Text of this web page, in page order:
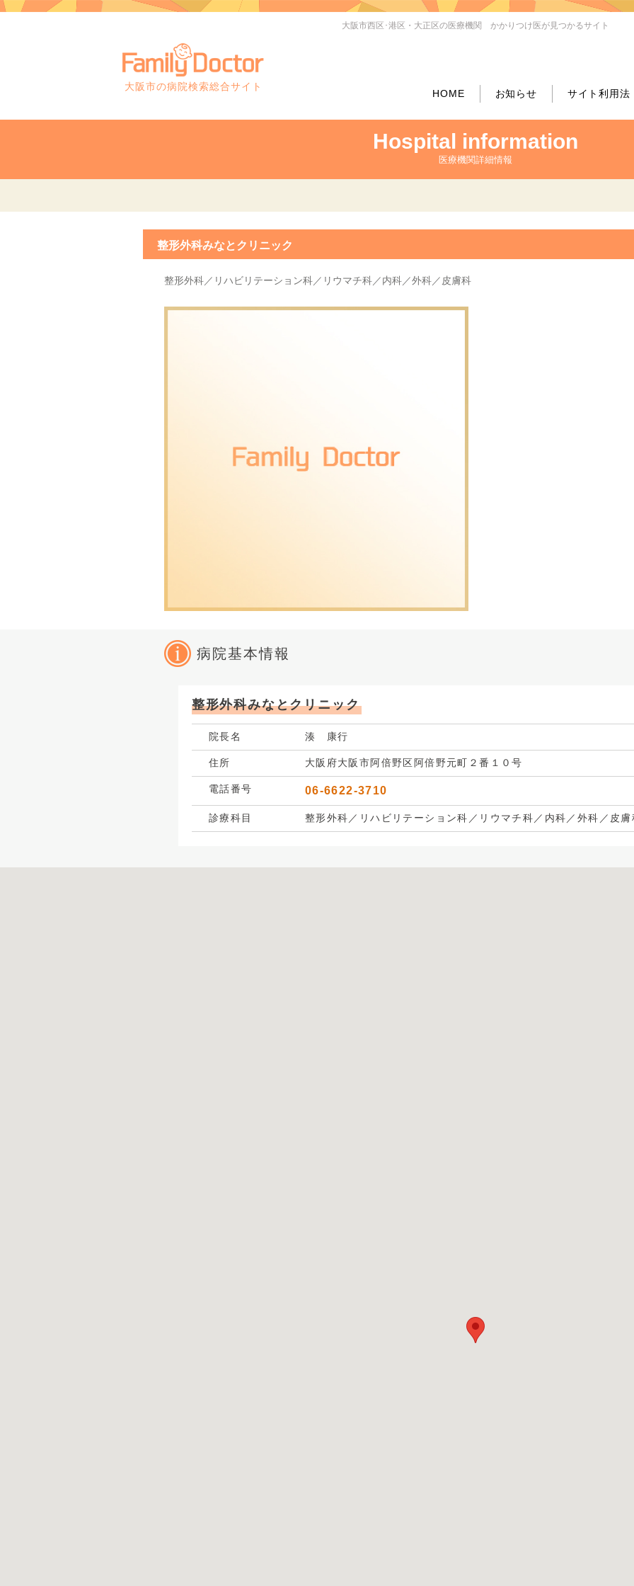
大阪市西区･港区・大正区の医療機関 かかりつけ医が見つかるサイト
大阪市の病院検索総合サイト
HOME お知らせ サイト利用法
Hospital information
医療機関詳細情報
整形外科みなとクリニック
整形外科／リハビリテーション科／リウマチ科／内科／外科／皮膚科
病院基本情報
整形外科みなとクリニック
院長名 湊 康行
住所 大阪府大阪市阿倍野区阿倍野元町２番１０号
電話番号 06-6622-3710
診療科目 整形外科／リハビリテーション科／リウマチ科／内科／外科／皮膚